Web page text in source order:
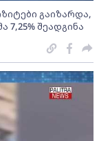
გაიზარდა,
შეადგინა